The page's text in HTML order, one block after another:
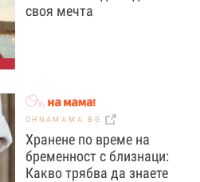
своя мечта
OHNAMAMA.BG
Хранене по време на
бременност с близнаци:
Какво трябва да знаете